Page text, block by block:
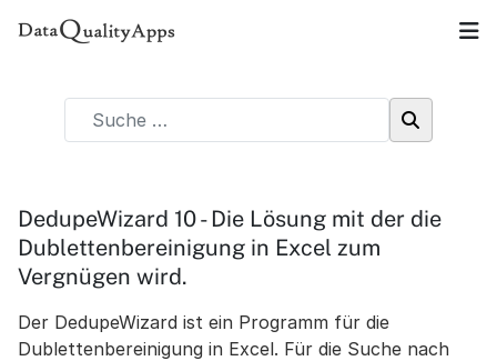
DedupeWizard 10 - Die Lösung mit der die
Dublettenbereinigung in Excel zum
Vergnügen wird.
Der DedupeWizard ist ein Programm für die
Dublettenbereinigung in Excel. Für die Suche nach